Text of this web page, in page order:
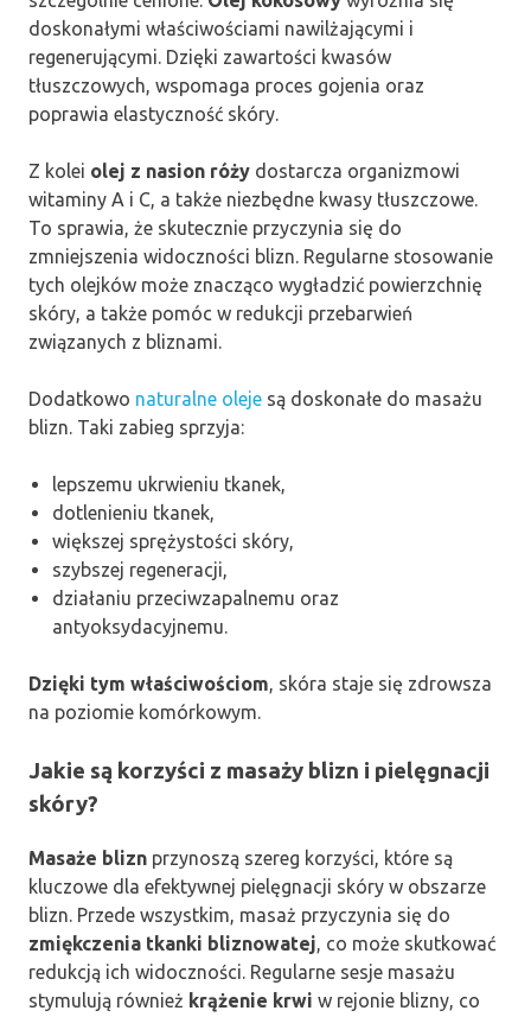
doskonałymi właściwościami nawilżającymi i
regenerującymi. Dzięki zawartości kwasów
tłuszczowych, wspomaga proces gojenia oraz
poprawia elastyczność skóry.
Z kolei olej z nasion róży dostarcza organizmowi
witaminy A i C, a także niezbędne kwasy tłuszczowe.
To sprawia, że skutecznie przyczynia się do
zmniejszenia widoczności blizn. Regularne stosowanie
tych olejków może znacząco wygładzić powierzchnię
skóry, a także pomóc w redukcji przebarwień
związanych z bliznami.
Dodatkowo naturalne oleje są doskonałe do masażu
blizn. Taki zabieg sprzyja:
lepszemu ukrwieniu tkanek,
dotlenieniu tkanek,
większej sprężystości skóry,
szybszej regeneracji,
działaniu przeciwzapalnemu oraz
antyoksydacyjnemu.
Dzięki tym właściwościom, skóra staje się zdrowsza
na poziomie komórkowym.
Jakie są korzyści z masaży blizn i pielęgnacji
skóry?
Masaże blizn przynoszą szereg korzyści, które są
kluczowe dla efektywnej pielęgnacji skóry w obszarze
blizn. Przede wszystkim, masaż przyczynia się do
zmiękczenia tkanki bliznowatej, co może skutkować
redukcją ich widoczności. Regularne sesje masażu
stymulują również krążenie krwi w rejonie blizny, co